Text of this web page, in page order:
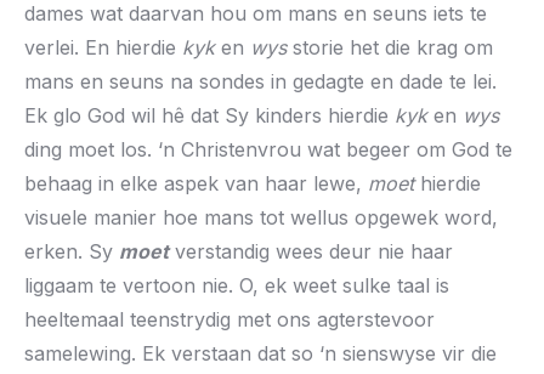
dames wat daarvan hou om mans en seuns iets te
verlei. En hierdie kyken wysstorie het die krag om
mans en seuns na sondes in gedagte en dade te lei.
Ek glo God wil hê dat Sy kinders hierdie kyken wys
ding moet los. ‘n Christenvrou wat begeer om God te
behaag in elke aspek van haar lewe, moethierdie
visuele manier hoe mans tot wellus opgewek word,
erken. Sy moetverstandig wees deur nie haar
liggaam te vertoon nie. O, ek weet sulke taal is
heeltemaal teenstrydig met ons agterstevoor
samelewing. Ek verstaan dat so ‘n sienswyse vir die